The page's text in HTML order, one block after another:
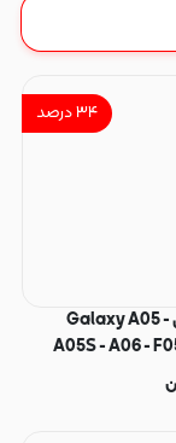
۳۴درصد
گلس گوشی Galaxy A05 -
A05S - A06 -
M05 - Redmi 13C
Poco M6 5G -